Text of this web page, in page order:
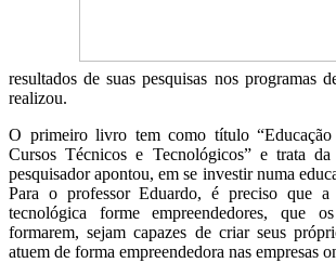
resultados de suas pesquisas nos programas
realizou.
O primeiro livro tem como título “Educação
Cursos Técnicos e Tecnológicos” e trata da
pesquisador apontou, em se investir numa
Para o professor Eduardo, é preciso que a
tecnológica forme empreendedores, que
formarem, sejam capazes de criar seus
atuem de forma empreendedora nas empresas